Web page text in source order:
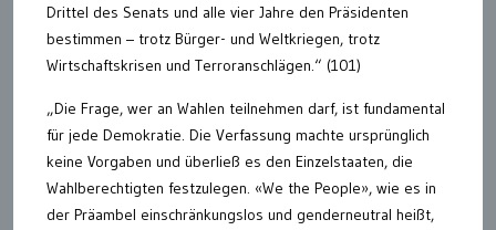
Drittel des Senats und alle vier Jahre den Präsidenten
bestimmen – trotz Bürger- und Weltkriegen, trotz
Wirtschaftskrisen und Terroranschlägen.“ (101)
„Die Frage, wer an Wahlen teilnehmen darf, ist fundamental
für jede Demokratie. Die Verfassung machte ursprünglich
keine Vorgaben und überließ es den Einzelstaaten, die
Wahlberechtigten festzulegen. «We the People», wie es in
der Präambel einschränkungslos und genderneutral heißt,